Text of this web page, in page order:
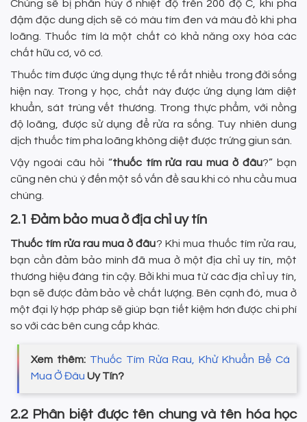
Chúng sẽ bị phân hủy ở nhiệt độ trên 200 độ C, khi pha
đậm đặc dung dịch sẽ có màu tím đen và màu đỏ khi pha
loãng. Thuốc tím là một chất có khả năng oxy hóa các
chất hữu cơ, vô cơ.
Thuốc tím được ứng dụng thực tế rất nhiều trong đời sống
hiện nay. Trong y học, chất này được ứng dụng làm diệt
khuẩn, sát trùng vết thương. Trong thực phẩm, với nồng
độ loãng, được sử dụng để rửa ra sống. Tuy nhiên dung
dịch thuốc tím pha loãng không diệt được trứng giun sán.
Vậy ngoài câu hỏi “thuốc tím rửa rau mua ở đâu?” bạn
cũng nên chú ý đến một số vấn đề sau khi có nhu cầu mua
chúng.
2.1 Đảm bảo mua ở địa chỉ uy tín
Thuốc tím rửa rau mua ở đâu? Khi mua thuốc tím rửa rau,
bạn cần đảm bảo mình đã mua ở một địa chỉ uy tín, một
thương hiệu đáng tin cậy. Bởi khi mua từ các địa chỉ uy tín,
bạn sẽ được đảm bảo về chất lượng. Bên cạnh đó, mua ở
một đại lý hợp pháp sẽ giúp bạn tiết kiệm hơn được chi phí
so với các bên cung cấp khác.
Xem thêm: Thuốc Tím Rửa Rau, Khử Khuẩn Bể Cá
Mua Ở Đâu Uy Tín?
2.2 Phân biệt được tên chung và tên hóa học